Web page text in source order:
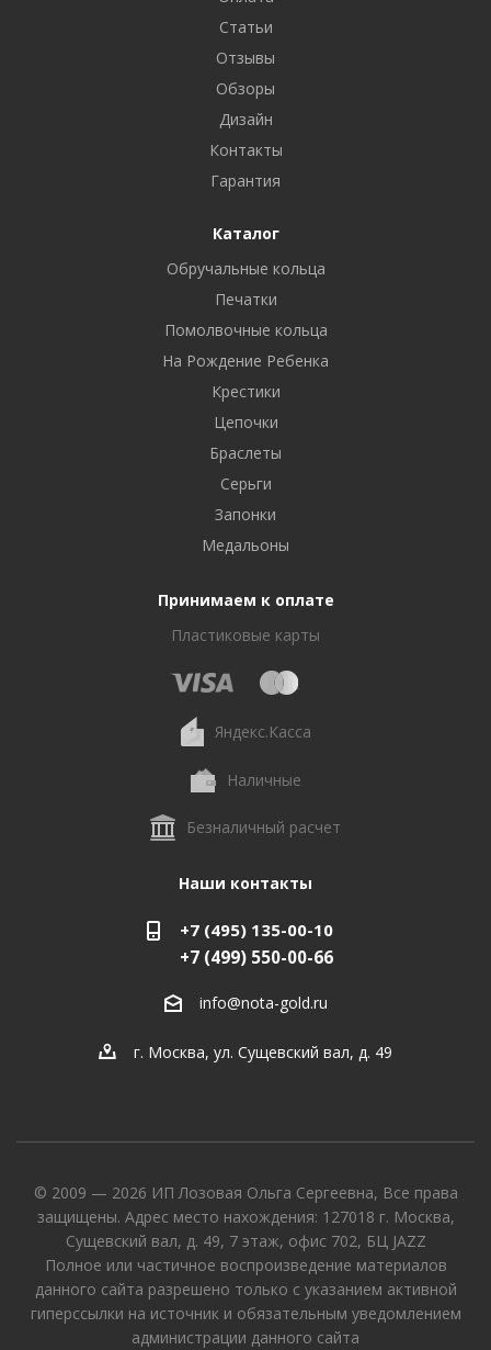
Статьи
Отзывы
Обзоры
Дизайн
Контакты
Гарантия
Каталог
Обручальные кольца
Печатки
Помолвочные кольца
На Рождение Ребенка
Крестики
Цепочки
Браслеты
Серьги
Запонки
Медальоны
Принимаем к оплате
Пластиковые карты
Яндекс.Касса
Наличные
Безналичный расчет
Наши контакты
+7 (495) 135-00-10
+7 (499) 550-00-66
info@nota-gold.ru
г. Москва, ул. Сущевский вал, д. 49
© 2009 — 2026 ИП Лозовая Ольга Сергеевна, Все права
защищены. Адрес место нахождения: 127018 г. Москва,
Сущевский вал, д. 49, 7 этаж, офис 702, БЦ JAZZ
Полное или частичное воспроизведение материалов
данного сайта разрешено только с указанием активной
гиперссылки на источник и обязательным уведомлением
администрации данного сайта